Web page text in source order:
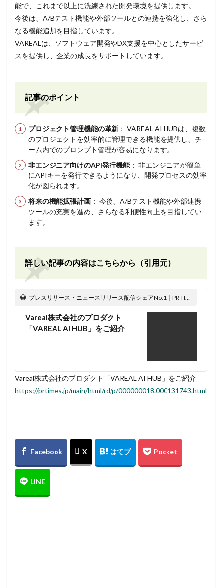
能で、これまで以上に洗練された開発環境を提供します。
今後は、A/Bテスト機能や外部ツールとの連携を強化し、さら
なる機能追加を目指しています。
VAREALは、ソフトウェア開発やDX支援を中心としたサービ
スを提供し、企業の成長をサポートしています。
記事のポイント
プロジェクト管理機能の革新 ： VAREAL AI HUBは、複数
のプロジェクトを効率的に管理できる機能を提供し、チ
ーム内でのプロンプト管理が容易になります。
非エンジニア向けのAPI発行機能： 非エンジニアが簡単
にAPIキーを発行できるようになり、開発プロセスの効率
化が図られます。
将来の機能拡張計画 ： 今後、A/Bテスト機能や外部連携
ツールの充実を進め、さらなる利便性向上を目指してい
ます。
詳しい記事の内容はこちらから（引用元）
プレスリリース・ニュースリリース配信シェアNo.1｜PR TIMES
Vareal株式会社のプロダクト
「VAREAL AI HUB」をご紹介
Vareal株式会社のプロダクト「VAREAL AI HUB」をご紹介
https://prtimes.jp/main/html/rd/p/000000018.000131743.html